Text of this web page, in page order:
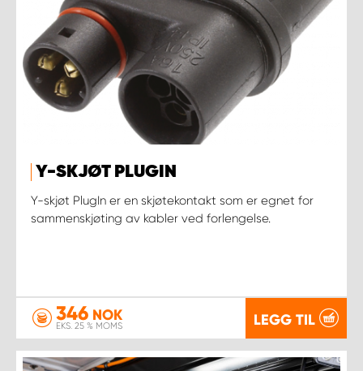
Y-SKJØT PLUGIN
Y-skjøt PlugIn er en skjøtekontakt som er egnet for
sammenskjøting av kabler ved forlengelse.
346 NOK
EKS. 25 % MOMS LEGG TIL